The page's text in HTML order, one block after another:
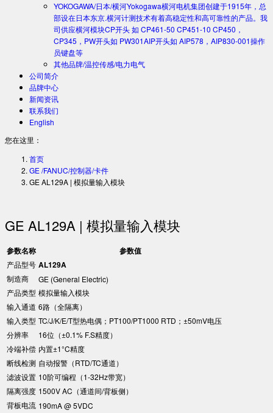
YOKOGAWA/日本/横河Yokogawa横河电机集团创建于1915年，总
部设在日本东京.横河计测技术有着高稳定性和高可靠性的产品。我
司供应横河模块CP开头 如 CP461-50 CP451-10 CP450，
CP345，PW开头如 PW301AIP开头如 AIP578，AIP830-001操作
员键盘等
其他品牌/温控传感/电力电气
公司简介
品牌中心
新闻资讯
联系我们
English
您在这里：
首页
GE /FANUC/控制器/卡件
GE AL129A | 模拟量输入模块
GE AL129A | 模拟量输入模块
参数名称 参数值
产品型号 AL129A
制造商
GE (General Electric)
产品类型 模拟量输入模块
输入通道 6路（全隔离）
输入类型 TC/J/K/E/T型热电偶；PT100/PT1000 RTD；±50mV电压
分辨率
16位（±0.1% F.S精度）
冷端补偿 内置±1°C精度
断线检测 自动报警（RTD/TC通道）
滤波设置 10阶可编程（1-32Hz带宽）
隔离强度 1500V AC（通道间/背板侧）
背板电流 190mA @ 5VDC